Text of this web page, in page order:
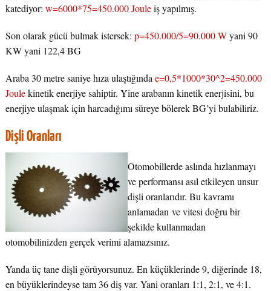
katediyor: w=6000*75=450.000 Jouleiş yapılmış.
Son olarak gücü bulmak istersek: p=450.000/5=90.000 Wyani 90
KW yani 122,4 BG
Araba 30 metre saniye hıza ulaştığında e=0,5*1000*30^2=450.000
Joulekinetik enerjiye sahiptir. Yine arabanın kinetik enerjisini, bu
enerjiye ulaşmak için harcadığımı süreye bölerek BG’yi bulabiliriz.
Dişli Oranları
Otomobillerde aslında hızlanmayı
ve performansı asıl etkileyen unsur
dişli oranlarıdır. Bu kavramı
anlamadan ve vitesi doğru bir
şekilde kullanmadan
otomobilinizden gerçek verimi alamazsınız.
Yanda üç tane dişli görüyorsunuz. En küçüklerinde 9, diğerinde 18,
en büyüklerindeyse tam 36 diş var. Yani oranları 1:1, 2:1, ve 4:1.